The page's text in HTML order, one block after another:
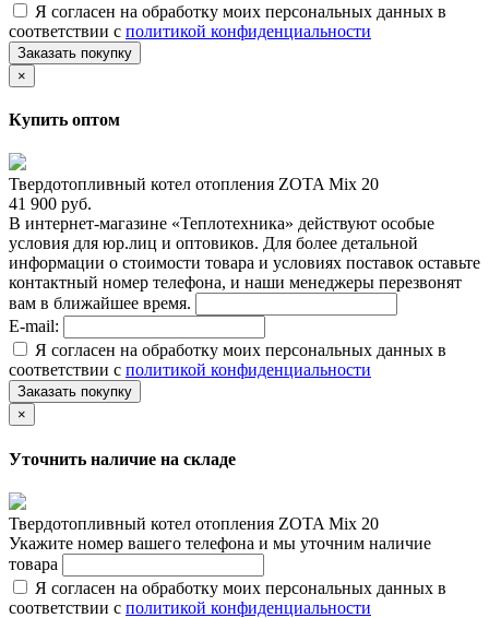
Я согласен на обработку моих персональных данных в
соответствии с политикой конфиденциальности
Заказать покупку
×
Купить оптом
Твердотопливный котел отопления ZOTA Mix 20
41 900 руб.
В интернет-магазине «Теплотехника» действуют особые
условия для юр.лиц и оптовиков. Для более детальной
информации о стоимости товара и условиях поставок оставьте
контактный номер телефона, и наши менеджеры перезвонят
вам в ближайшее время.
E-mail:
Я согласен на обработку моих персональных данных в
соответствии с политикой конфиденциальности
Заказать покупку
×
Уточнить наличие на складе
Твердотопливный котел отопления ZOTA Mix 20
Укажите номер вашего телефона и мы уточним наличие
товара
Я согласен на обработку моих персональных данных в
соответствии с политикой конфиденциальности